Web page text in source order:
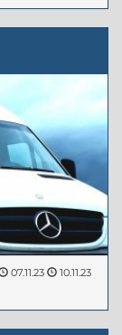
10.11.23
07.11.23